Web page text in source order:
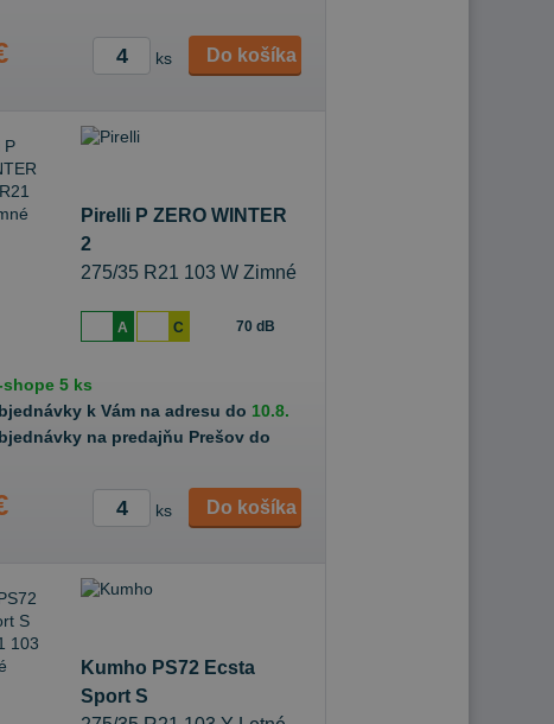
ks Do košíka
Pirelli P ZERO WINTER
2
275/35 R21 103 W Zimné
A C 70 dB
shope 5 ks
k Vám na adresu do 10.8.
na predajňu Prešov do
ks Do košíka
Kumho PS72 Ecsta
Sport S